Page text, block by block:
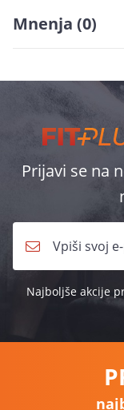
Mnenja (0)
Prijavi se na
Najboljše akcije